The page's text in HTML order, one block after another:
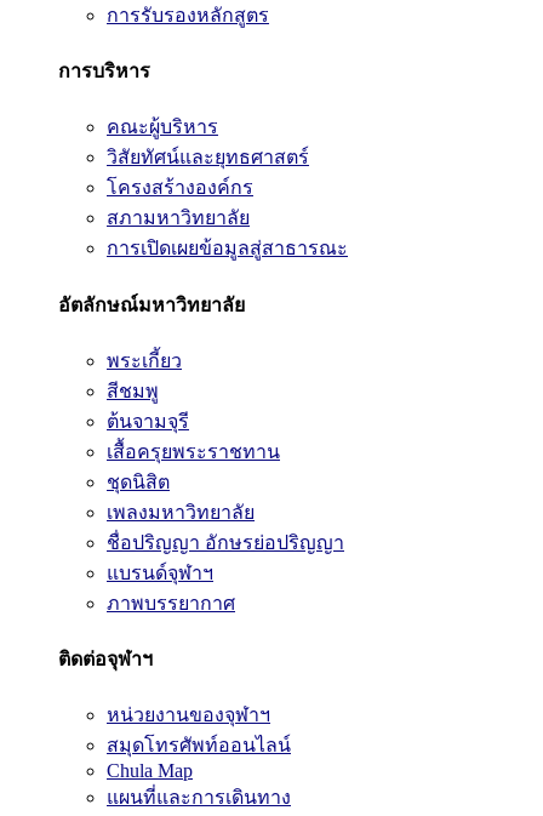
การรับรองหลักสูตร
การบริหาร
คณะผู้บริหาร
วิสัยทัศน์และยุทธศาสตร์
โครงสร้างองค์กร
สภามหาวิทยาลัย
การเปิดเผยข้อมูลสู่สาธารณะ
อัตลักษณ์มหาวิทยาลัย
พระเกี้ยว
สีชมพู
ต้นจามจุรี
เสื้อครุยพระราชทาน
ชุดนิสิต
เพลงมหาวิทยาลัย
ชื่อปริญญา อักษรย่อปริญญา
แบรนด์จุฬาฯ
ภาพบรรยากาศ
ติดต่อจุฬาฯ
หน่วยงานของจุฬาฯ
สมุดโทรศัพท์ออนไลน์
Chula Map
แผนที่และการเดินทาง